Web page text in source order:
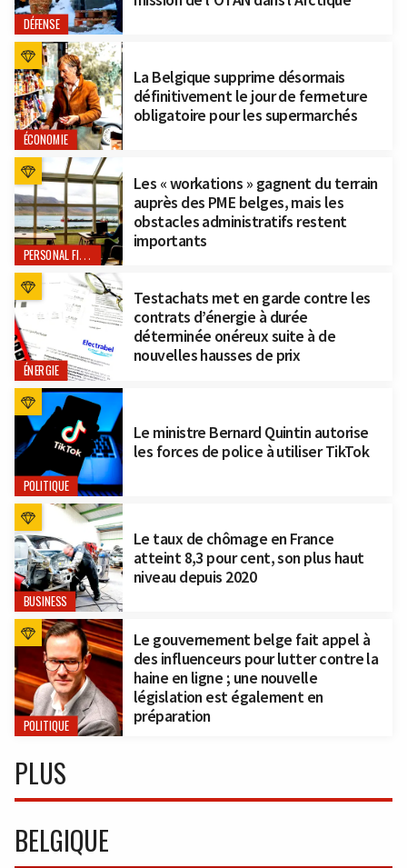
DÉFENSE
ÉCONOMIE
La Belgique supprime désormais
définitivement le jour de fermeture
obligatoire pour les supermarchés
PERSONAL FINANCE
Les « workations » gagnent du terrain
auprès des PME belges, mais les
obstacles administratifs restent
importants
ÉNERGIE
Testachats met en garde contre les
contrats d’énergie à durée
déterminée onéreux suite à de
nouvelles hausses de prix
POLITIQUE
Le ministre Bernard Quintin autorise
les forces de police à utiliser TikTok
BUSINESS
Le taux de chômage en France
atteint 8,3 pour cent, son plus haut
niveau depuis 2020
POLITIQUE
Le gouvernement belge fait appel à
des influenceurs pour lutter contre la
haine en ligne ; une nouvelle
législation est également en
préparation
PLUS
BELGIQUE